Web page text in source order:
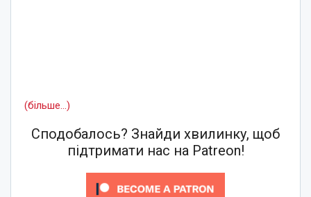
(більше…)
Сподобалось? Знайди хвилинку, щоб
підтримати нас на Patreon!